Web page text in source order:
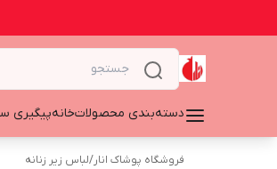
دسته‌بندی محصولاتخانهپیگیری
فروشگاه پوشاک انار/لباس زیر زنانه